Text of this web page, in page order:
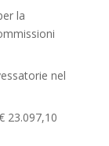
la
nel
23.097,10